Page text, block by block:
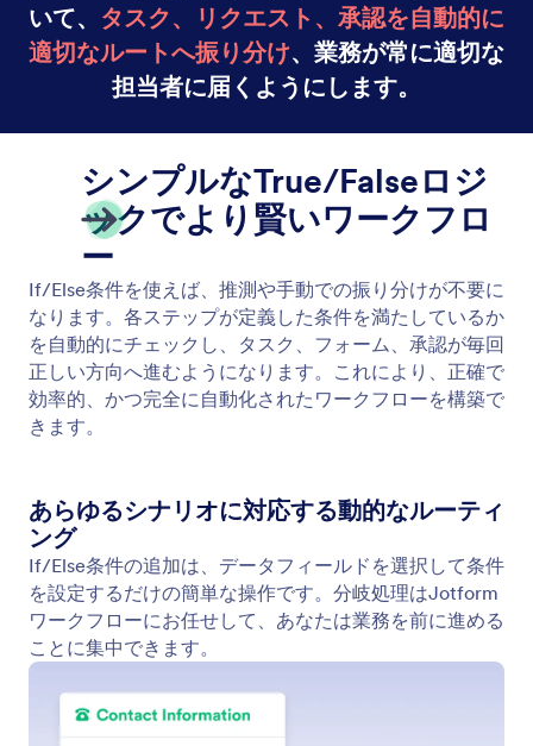
いて、 タスク、リクエスト、承認を自動的に
適切なルートへ振り分け、業務が常に適切な
担当者に届くようにします。
シンプルなTrue/Falseロジ
ックでより賢いワークフロ
ー
If/Else条件を使えば、推測や手動での振り分けが不要に
なります。各ステップが定義した条件を満たしているか
を自動的にチェックし、タスク、フォーム、承認が毎回
正しい方向へ進むようになります。これにより、正確で
効率的、かつ完全に自動化されたワークフローを構築で
きます。
あらゆるシナリオに対応する動的なルーティ
ング
If/Else条件の追加は、データフィールドを選択して条件
を設定するだけの簡単な操作です。分岐処理はJotform
ワークフローにお任せして、あなたは業務を前に進める
ことに集中できます。